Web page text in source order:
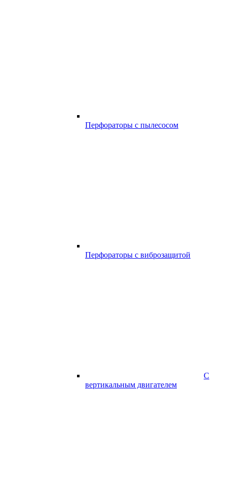
Перфораторы с пылесосом
Перфораторы с виброзащитой
С
вертикальным двигателем